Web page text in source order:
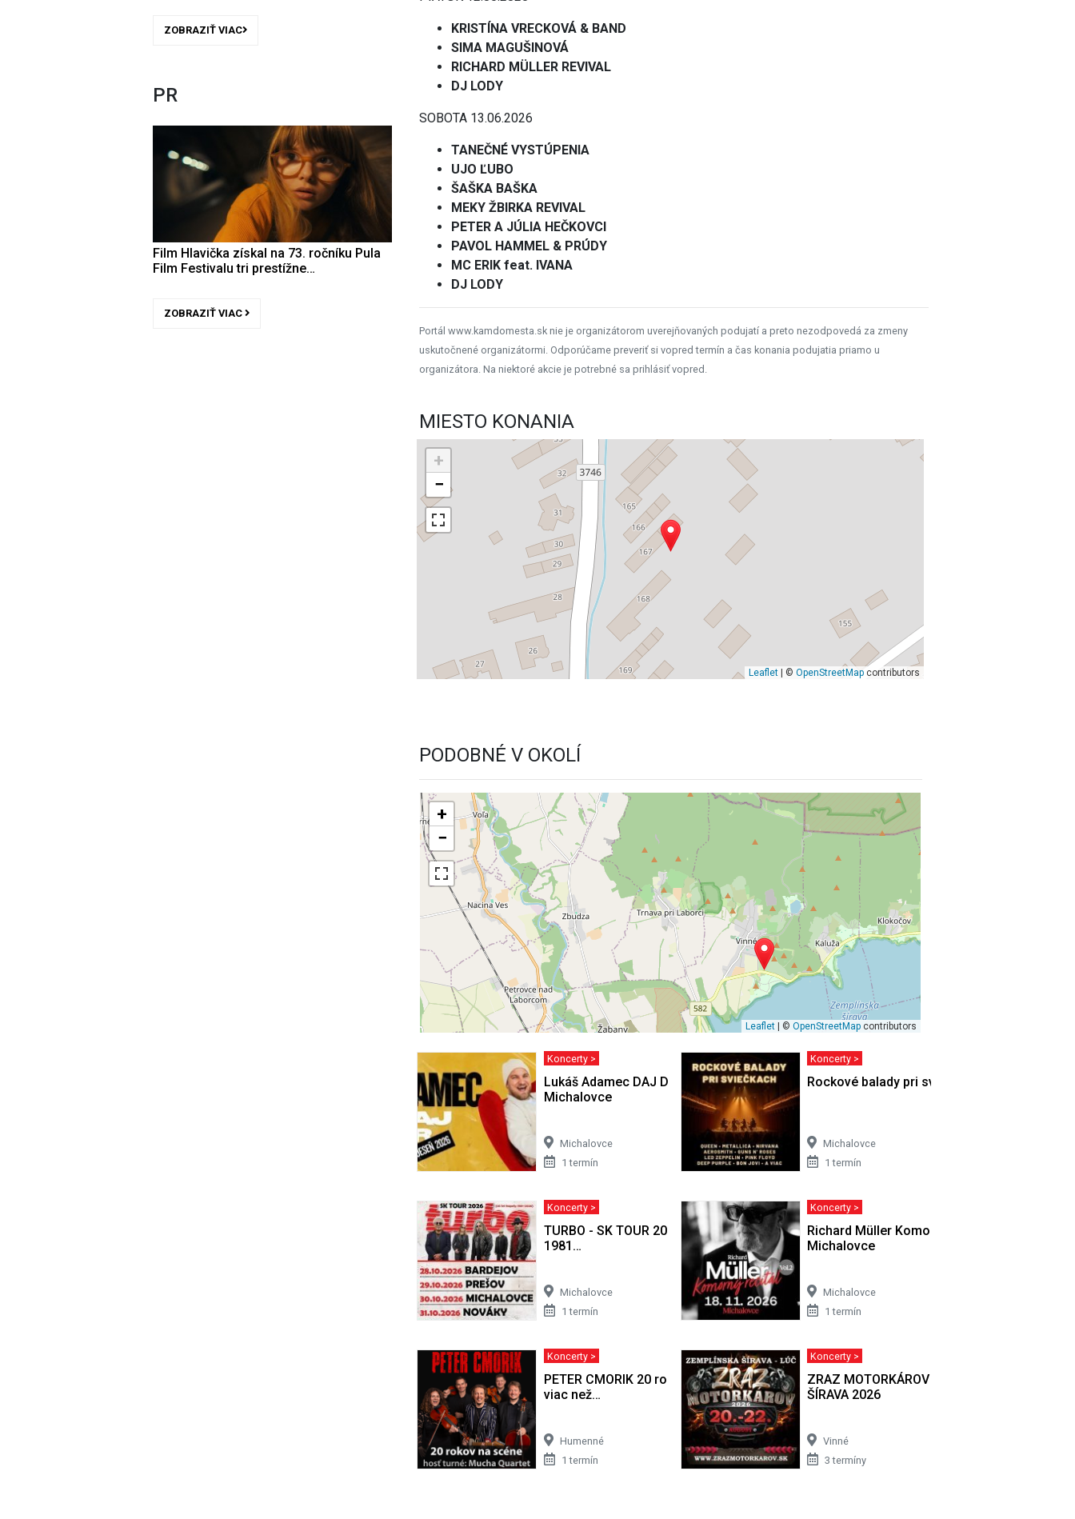
ZOBRAZIŤ VIAC
PR
Film Hlavička získal na 73. ročníku Pula
Film Festivalu tri prestížne…
ZOBRAZIŤ VIAC
KRISTÍNA VRECKOVÁ & BAND
SIMA MAGUŠINOVÁ
RICHARD MÜLLER REVIVAL
DJ LODY
SOBOTA 13.06.2026
TANEČNÉ VYSTÚPENIA
UJO ĽUBO
ŠAŠKA BAŠKA
MEKY ŽBIRKA REVIVAL
PETER A JÚLIA HEČKOVCI
PAVOL HAMMEL & PRÚDY
MC ERIK feat. IVANA
DJ LODY
Portál www.kamdomesta.sk nie je organizátorom uverejňovaných podujatí a preto nezodpovedá za zmeny
uskutočnené organizátormi. Odporúčame preveriť si vopred termín a čas konania podujatia priamo u
organizátora. Na niektoré akcie je potrebné sa prihlásiť vopred.
MIESTO KONANIA
+
−
Leaflet| © OpenStreetMapcontributors
PODOBNÉ V OKOLÍ
+
−
Leaflet | ©OpenStreetMap contributors
Koncerty >
Lukáš Adamec DAJ DAJ TOUR |
Michalovce
Michalovce
1 termín
Koncerty >
Rockové balady pri sviečkach
Michalovce
1 termín
Koncerty >
TURBO - SK TOUR 2026 (45 let kapely
1981…
Michalovce
1 termín
Koncerty >
Richard Müller Komorný Recitál -
Michalovce
Michalovce
1 termín
Koncerty >
PETER CMORIK 20 rokov na scéne ....
viac než…
Humenné
1 termín
Koncerty >
ZRAZ MOTORKÁROV ZEMPLÍNSKA
ŠÍRAVA 2026
Vinné
3 termíny